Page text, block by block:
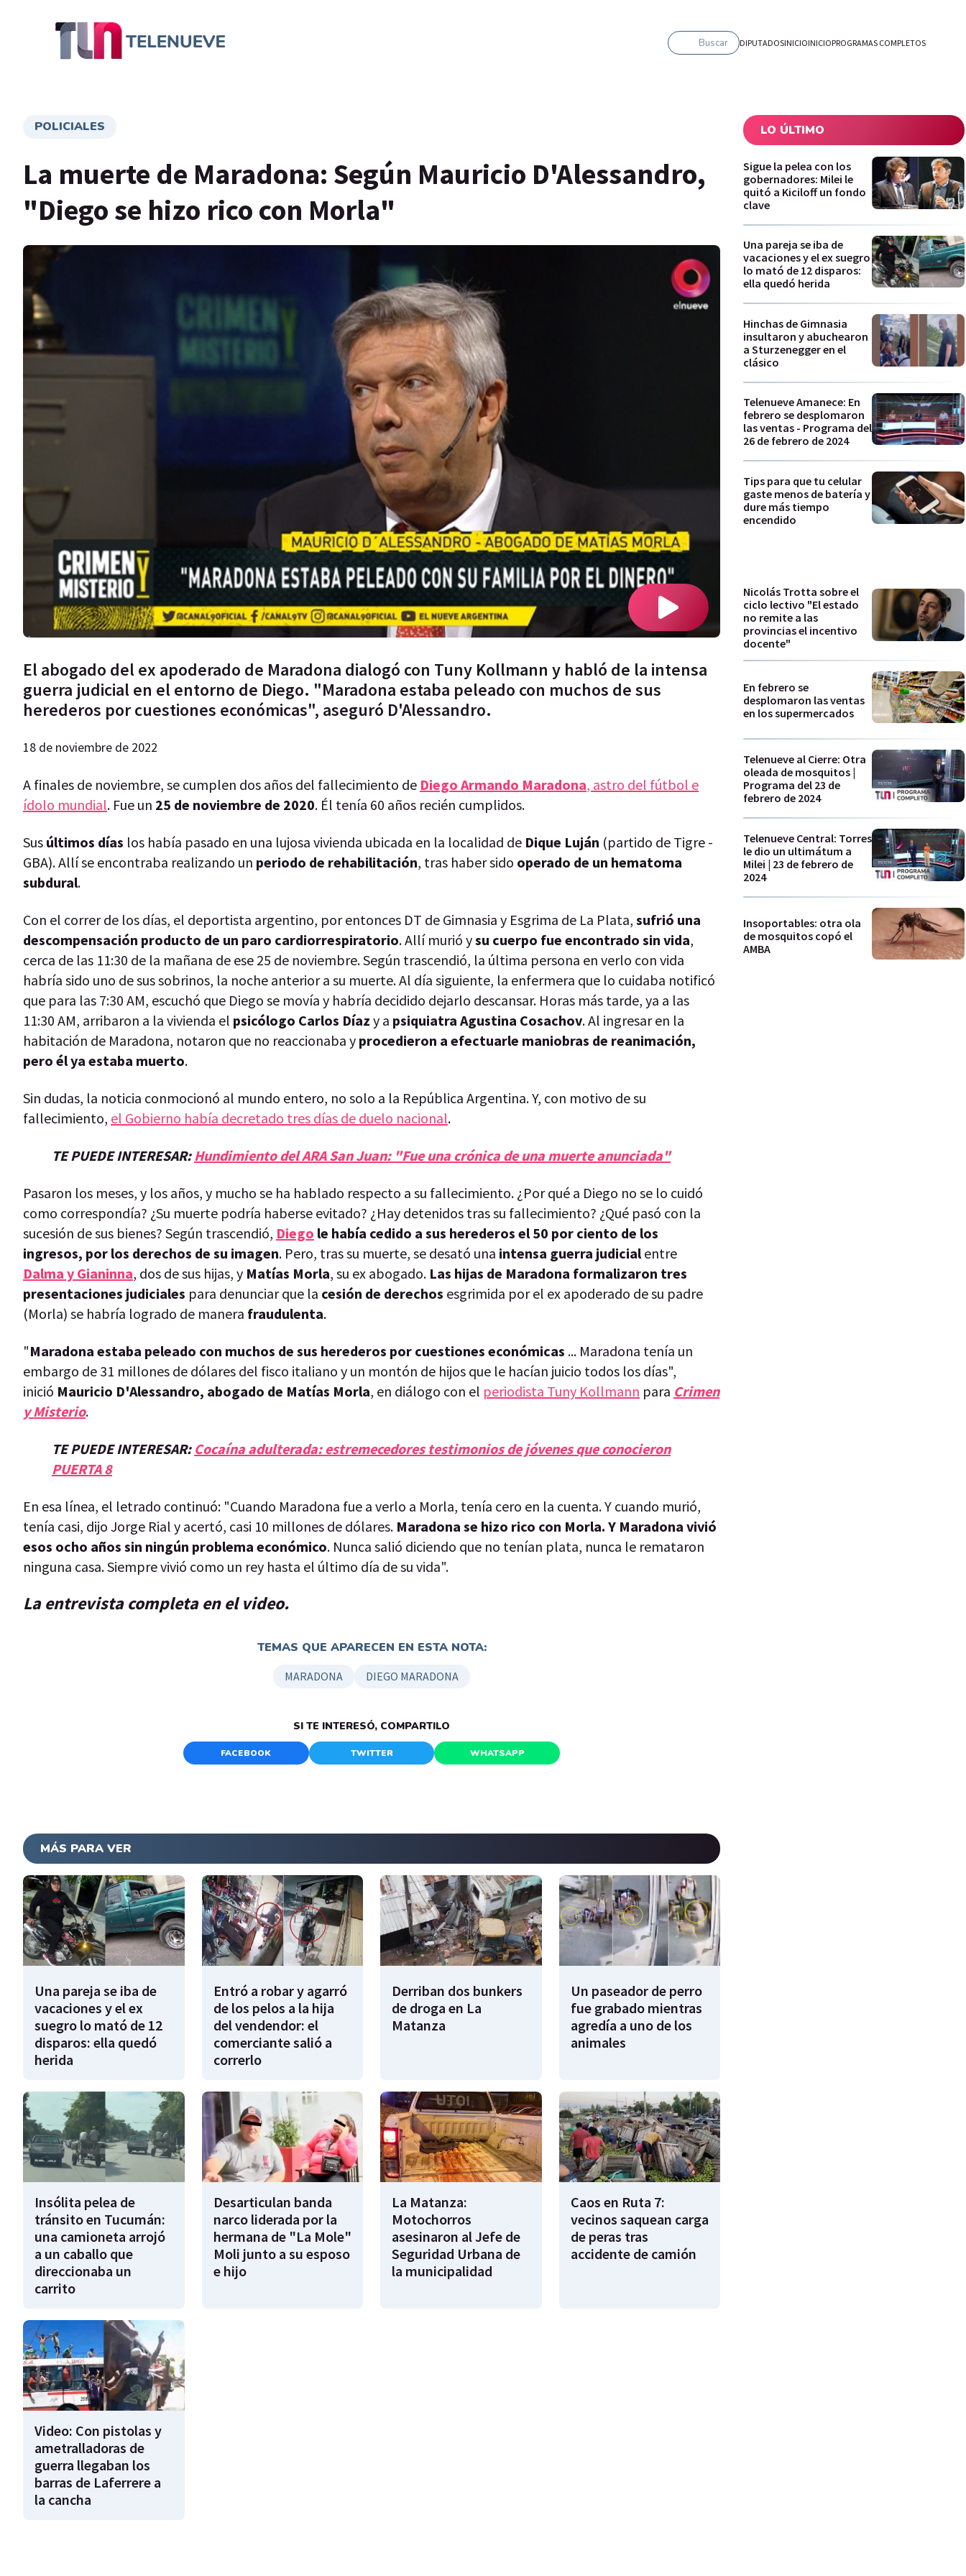
Buscar DIPUTADOSINICIOINICIOPROGRAMAS COMPLETOS
POLICIALES
La muerte de Maradona: Según Mauricio D'Alessandro,
"Diego se hizo rico con Morla"
El abogado del ex apoderado de Maradona dialogó con Tuny Kollmann y habló de la intensa
guerra judicial en el entorno de Diego. "Maradona estaba peleado con muchos de sus
herederos por cuestiones económicas", aseguró D'Alessandro.
18 de noviembre de 2022
A finales de noviembre, se cumplen dos años del fallecimiento de Diego Armando Maradona, astro del fútbol e
ídolo mundial. Fue un 25 de noviembre de 2020. Él tenía 60 años recién cumplidos.
Sus últimos días los había pasado en una lujosa vivienda ubicada en la localidad de Dique Luján (partido de Tigre -
GBA). Allí se encontraba realizando un periodo de rehabilitación, tras haber sido operado de un hematoma
subdural.
Con el correr de los días, el deportista argentino, por entonces DT de Gimnasia y Esgrima de La Plata, sufrió una
descompensación producto de un paro cardiorrespiratorio. Allí murió ysu cuerpo fue encontrado sin vida,
cerca de las 11:30 de la mañana de ese 25 de noviembre. Según trascendió, la última persona en verlo con vida
habría sido uno de sus sobrinos, la noche anterior a su muerte. Al día siguiente, la enfermera que lo cuidaba notificó
que para las 7:30 AM, escuchó que Diego se movía y habría decidido dejarlo descansar. Horas más tarde, ya a las
11:30 AM, arribaron a la vivienda el psicólogo Carlos Díaz y a psiquiatra Agustina Cosachov. Al ingresar en la
habitación de Maradona, notaron que no reaccionaba y procedieron a efectuarle maniobras de reanimación,
pero él ya estaba muerto.
Sin dudas, la noticia conmocionó al mundo entero, no solo a la República Argentina. Y, con motivo de su
fallecimiento, el Gobierno había decretado tres días de duelo nacional.
TE PUEDE INTERESAR: Hundimiento del ARA San Juan: "Fue una crónica de una muerte anunciada"
Pasaron los meses, y los años, y mucho se ha hablado respecto a su fallecimiento. ¿Por qué a Diego no se lo cuidó
como correspondía? ¿Su muerte podría haberse evitado? ¿Hay detenidos tras su fallecimiento? ¿Qué pasó con la
sucesión de sus bienes? Según trascendió, Diego le había cedido a sus herederos el 50 por ciento de los
ingresos, por los derechos de su imagen. Pero, tras su muerte, se desató una intensa guerra judicial entre
Dalma y Gianinna, dos de sus hijas, y Matías Morla, su ex abogado. Las hijas de Maradona formalizaron tres
presentaciones judiciales para denunciar que la cesión de derechos esgrimida por el ex apoderado de su padre
(Morla) se habría logrado de manera fraudulenta.
"Maradona estaba peleado con muchos de sus herederos por cuestiones económicas ... Maradona tenía un
embargo de 31 millones de dólares del fisco italiano y un montón de hijos que le hacían juicio todos los días",
inició Mauricio D'Alessandro, abogado de Matías Morla, en diálogo con el periodista Tuny Kollmann para Crimen
y Misterio.
TE PUEDE INTERESAR: Cocaína adulterada: estremecedores testimonios de jóvenes que conocieron
PUERTA 8
En esa línea, el letrado continuó: "Cuando Maradona fue a verlo a Morla, tenía cero en la cuenta. Y cuando murió,
tenía casi, dijo Jorge Rial y acertó, casi 10 millones de dólares. Maradona se hizo rico con Morla. Y Maradona vivió
esos ocho años sin ningún problema económico. Nunca salió diciendo que no tenían plata, nunca le remataron
ninguna casa. Siempre vivió como un rey hasta el último día de su vida".
La entrevista completa en el video.
TEMAS QUE APARECEN EN ESTA NOTA:
MARADONA DIEGO MARADONA
SI TE INTERESÓ, COMPARTILO
FACEBOOK TWITTER WHATSAPP
MÁS PARA VER
Una pareja se iba de
vacaciones y el ex
suegro lo mató de 12
disparos: ella quedó
herida
Entró a robar y agarró
de los pelos a la hija
del vendendor: el
comerciante salió a
correrlo
Derriban dos bunkers
de droga en La
Matanza
Un paseador de perro
fue grabado mientras
agredía a uno de los
animales
Insólita pelea de
tránsito en Tucumán:
una camioneta arrojó
a un caballo que
direccionaba un
carrito
Desarticulan banda
narco liderada por la
hermana de "La Mole"
Moli junto a su esposo
e hijo
La Matanza:
Motochorros
asesinaron al Jefe de
Seguridad Urbana de
la municipalidad
Caos en Ruta 7:
vecinos saquean carga
de peras tras
accidente de camión
Video: Con pistolas y
ametralladoras de
guerra llegaban los
barras de Laferrere a
la cancha
LO ÚLTIMO
Sigue la pelea con los
gobernadores: Milei le
quitó a Kiciloff un fondo
clave
Una pareja se iba de
vacaciones y el ex suegro
lo mató de 12 disparos:
ella quedó herida
Hinchas de Gimnasia
insultaron y abuchearon
a Sturzenegger en el
clásico
Telenueve Amanece: En
febrero se desplomaron
las ventas - Programa del
26 de febrero de 2024
Tips para que tu celular
gaste menos de batería y
dure más tiempo
encendido
Nicolás Trotta sobre el
ciclo lectivo "El estado
no remite a las
provincias el incentivo
docente"
En febrero se
desplomaron las ventas
en los supermercados
Telenueve al Cierre: Otra
oleada de mosquitos |
Programa del 23 de
febrero de 2024
Telenueve Central: Torres
le dio un ultimátum a
Milei | 23 de febrero de
2024
Insoportables: otra ola
de mosquitos copó el
AMBA